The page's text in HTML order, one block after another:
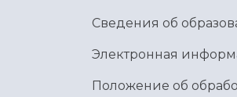
Сведения об
Электронная
Положение об